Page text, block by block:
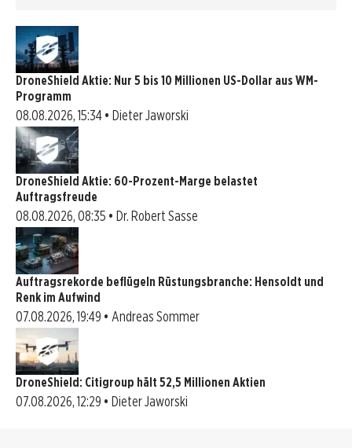
DroneShield Aktie: Nur 5 bis 10 Millionen US-Dollar aus WM-
Programm
08.08.2026, 15:34 • Dieter Jaworski
DroneShield Aktie: 60-Prozent-Marge belastet
Auftragsfreude
08.08.2026, 08:35 • Dr. Robert Sasse
Auftragsrekorde beflügeln Rüstungsbranche: Hensoldt und
Renk im Aufwind
07.08.2026, 19:49 • Andreas Sommer
DroneShield: Citigroup hält 52,5 Millionen Aktien
07.08.2026, 12:29 • Dieter Jaworski